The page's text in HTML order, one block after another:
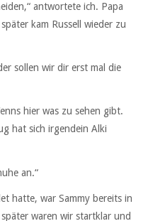
antwortete ich. Papa
kam Russell wieder zu
sollen wir dir erst mal die
hier was zu sehen gibt.
hat sich irgendein Alki
an.“
hatte, war Sammy bereits in
waren wir startklar und